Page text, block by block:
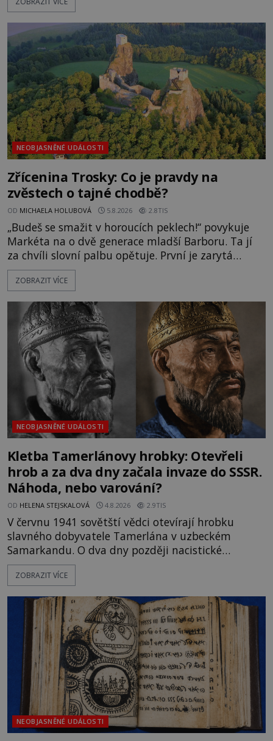
pravdivé historky, že zde došlo k nevysvětlitelným
následovat. Vstupujeme na pláž Dumas ve městě
Surat. Gu
NEOBJASNĚNÉ UDÁLOSTI
Zřícenina Trosky: Co je pravdy na
zvěstech o tajné chodbě?
OD MICHAELA HOLUBOVÁ 5.8.2026 2.8TIS
„Budeš se smažit v horoucích peklech!“ povykuje
Markéta na o dvě generace mladší Barboru. Ta jí
za chvíli slovní palbu opětuje. První je zarytá
katolička, druhá přesvědčená kališnice. A každá z
nich se usídlí na jedné z věží slavného hradu
mezi vůdce protihusitského boje. Za manželku má
skutečně jistou
ZOBRAZIT VÍCE
NEOBJASNĚNÉ UDÁLOSTI
Kletba Tamerlánovy hrobky: Otevřeli
hrob a za dva dny začala invaze do SSSR.
Náhoda, nebo varování?
OD HELENA STEJSKALOVÁ 4.8.2026 2.9TIS
V červnu 1941 sovětští vědci otevírají hrobku
slavného dobyvatele Tamerlána v uzbeckém
Samarkandu. O dva dny později nacistické
Německo zahajuje operaci Barbarossa a napadá
Sovětský svaz. Shoda dat je natolik zarážející, že se
na legendě něco pravdy, nebo jde jen o fascinující
souhru okolností? Když antropolog Michail
Gerasimov (1907-1970) a
ZOBRAZIT VÍCE
NEOBJASNĚNÉ UDÁLOSTI